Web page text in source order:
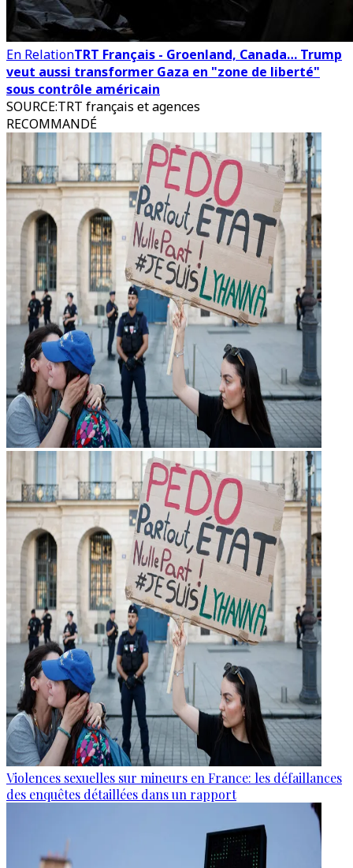
En RelationTRT Français - Groenland, Canada… Trump
veut aussi transformer Gaza en "zone de liberté"
sous contrôle américain
SOURCE:TRT français et agences
RECOMMANDÉ
Violences sexuelles sur mineurs en France: les défaillances
des enquêtes détaillées dans un rapport